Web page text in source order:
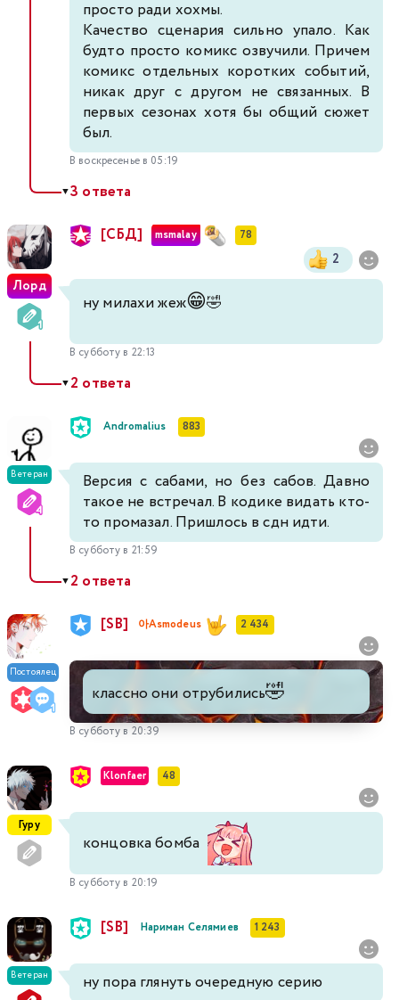
просто ради хохмы.
Качество сценария сильно упало. Как
будто просто комикс озвучили. Причем
комикс отдельных коротких событий,
никак друг с другом не связанных. В
первых сезонах хотя бы общий сюжет
был.
В воскресенье в 05:19
▼3 ответа
Лорд
[СБД] msmalay 78
2
ну милахи жеж😁🤣
В субботу в 22:13
▼2 ответа
Ветеран
Andromalius 883
Версия с сабами, но без сабов. Давно
такое не встречал. В кодике видать кто-
то промазал. Пришлось в сдн идти.
В субботу в 21:59
▼2 ответа
Постоялец
[SB] 아Asmodeus 2 434
классно они отрубились🤣
В субботу в 20:39
Гуру
Klonfaer 48
концовка бомба
В субботу в 20:19
Ветеран
[SB] Нариман Селямиев 1 243
ну пора глянуть очередную серию